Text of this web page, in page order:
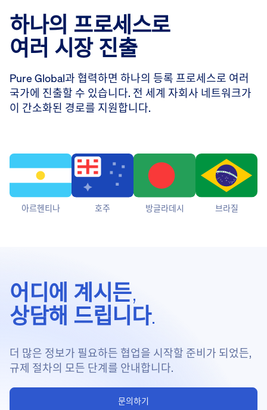
하나의 프로세스로
여러 시장 진출
Pure Global과 협력하면 하나의 등록 프로세스로 여러
국가에 진출할 수 있습니다. 전 세계 자회사 네트워크가
이 간소화된 경로를 지원합니다.
아르헨티나 호주 방글라데시 브라질
어디에 계시든,
상담해 드립니다.
더 많은 정보가 필요하든 협업을 시작할 준비가 되었든,
규제 절차의 모든 단계를 안내합니다.
문의하기